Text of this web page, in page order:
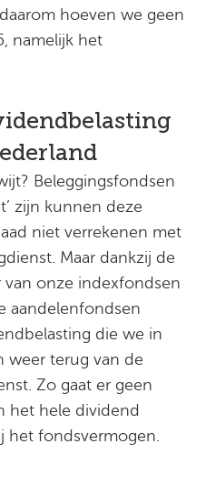
hoeven we geen
namelijk het
Beleggingsfondsen
zijn kunnen deze
niet verrekenen met
Maar dankzij de
onze indexfondsen
aandelenfondsen
die we in
weer terug van de
Zo gaat er geen
het hele dividend
het fondsvermogen.